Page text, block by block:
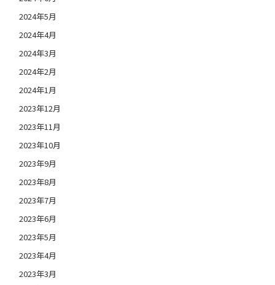
2024年5月
2024年4月
2024年3月
2024年2月
2024年1月
2023年12月
2023年11月
2023年10月
2023年9月
2023年8月
2023年7月
2023年6月
2023年5月
2023年4月
2023年3月